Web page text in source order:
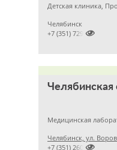
Челябинск

+7 (351) 7298929
Медицинская
Челябинск, ул.

+7 (351) 2609824